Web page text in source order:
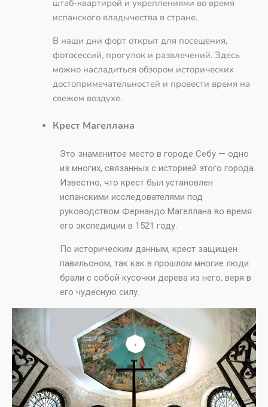
штаб-квартирой и укреплениями во время
испанского владычества в стране.
В наши дни форт открыт для посещения,
фотосессий, прогулок и развлечений. Здесь
можно насладиться обзором исторических
достопримечательностей и провести время на
свежем воздухе.
Крест Магеллана
Это знаменитое место в городе Себу — одно
из многих, связанных с историей этого города.
Известно, что крест был установлен
испанскими исследователями под
руководством Фернандо Магеллана во время
его экспедиции в 1521 году.
По историческим данным, крест защищен
павильоном, так как в прошлом многие люди
брали с собой кусочки дерева из него, веря в
его чудесную силу.